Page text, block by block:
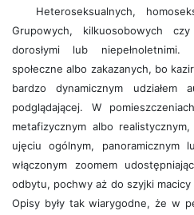
Heteroseksualnych,
Grupowych, kilkuosobowych
dorosłymi lub
społeczne albo zakazanych, bo
bardzo dynamicznym
podglądającej. W
metafizycznym albo
ujęciu ogólnym, panoramicznym
włączonym zoomem
odbytu, pochwy aż do szyjki
Opisy były tak wiarygodne, że w